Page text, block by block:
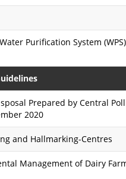
Purification System
Prepared by Central
2020
and Hallmarking-Centres
Management of Dairy